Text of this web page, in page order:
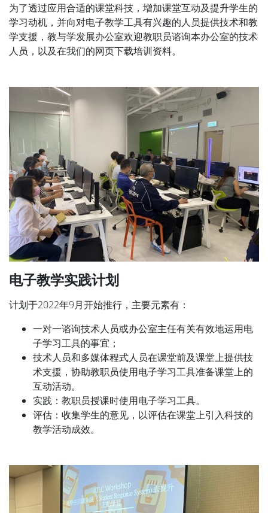
为了透过应用合适的课堂科技，增加课堂互动及提升学生的
学习动机，并向对电子教学工具有兴趣的人员提供技术和教
学支援，教与学发展办公室欢迎教职员谘询本办公室的技术
人员，以及在我们的网页下载培训资料。
电子教学实践计划
计划于2022年9月开始推行，主要元素有：
一对一谘询技术人员或办公室主任有关有效地运用电
子学习工具的事宜；
技术人员和多媒体程式人员在课堂前及课堂上提供技
术支援，协助教职员使用电子学习工具准备课堂上的
互动活动。
实践：教职员授课时使用电子学习工具。
评估：收集学生的意见，以评估在课堂上引入科技的
教学活动成效。